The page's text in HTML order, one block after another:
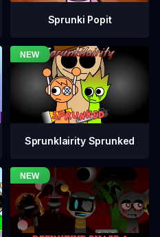
Sprunki Popit
Sprunklairity Sprunked